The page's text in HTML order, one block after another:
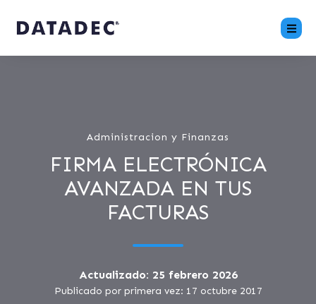
Administracion y Finanzas
FIRMA ELECTRÓNICA
AVANZADA EN TUS
FACTURAS
Actualizado: 25 febrero 2026
Publicado por primera vez: 17 octubre 2017